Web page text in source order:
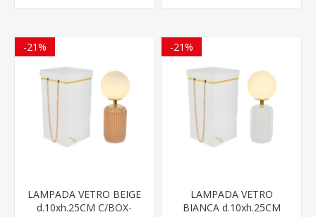
-21%
LAMPADA VETRO BEIGE
d.10xh.25CM C/BOX-
-21%
LAMPADA VETRO
BIANCA d.10xh.25CM